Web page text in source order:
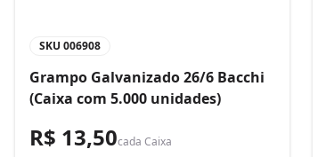
SKU 006908
Grampo Galvanizado 26/6 Bacchi
(Caixa com 5.000 unidades)
R$ 13,50cada Caixa